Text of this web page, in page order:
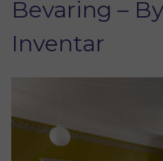
Bevaring –
Inventar